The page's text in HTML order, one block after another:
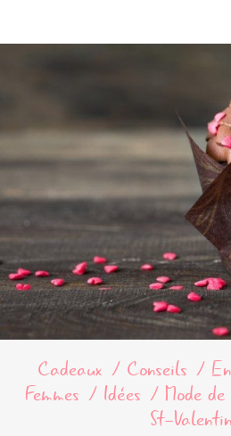
Cadeaux Conseils
Femmes
Idées Mode
St-Valentin